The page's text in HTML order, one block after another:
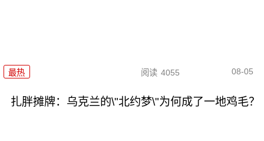
最热 阅读 4055 08-05
扎胖摊牌：乌克兰的\"北约梦\"为何成了一地鸡毛？